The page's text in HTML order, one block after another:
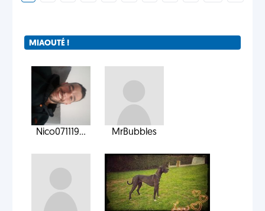
MIAOUTÉ !
Nico071119... MrBubbles